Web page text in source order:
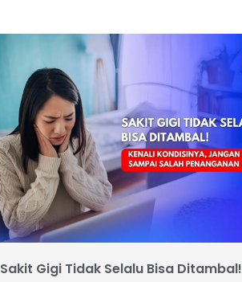
Sakit Gigi Tidak Selalu Bisa Ditambal!